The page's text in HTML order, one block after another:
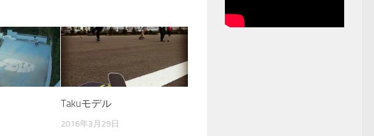
Takuモデル
2016年3月29日